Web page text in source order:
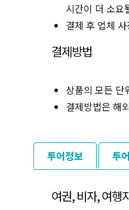
시간이 더 소요
결제 후 업체
결제방법
상품의 모든 단
결제방법은 해
투어정보 투
여권, 비자, 여행